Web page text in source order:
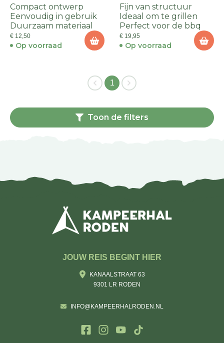
Compact ontwerp
Eenvoudig in gebruik
Duurzaam materiaal
€ 12,50
Op voorraad
Fijn van structuur
Ideaal om te grillen
Perfect voor de bbq
€ 19,95
Op voorraad
1
Toon de filters
JOUW REIS BEGINT HIER
KANAALSTRAAT 63
9301 LR RODEN
INFO@KAMPEERHALRODEN.NL